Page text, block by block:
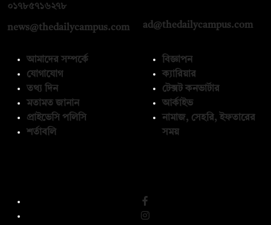
০১৭৮৫৭১৬২৭৮
news@thedailycampus.com ad@thedailycampus.com
আমাদের সম্পর্কে
যোগাযোগ
তথ্য দিন
মতামত জানান
প্রাইভেসি পলিসি
শর্তাবলি
বিজ্ঞাপন
ক্যারিয়ার
টেক্সট কনভার্টার
আর্কাইভ
নামাজ, সেহরি, ইফতারের
সময়